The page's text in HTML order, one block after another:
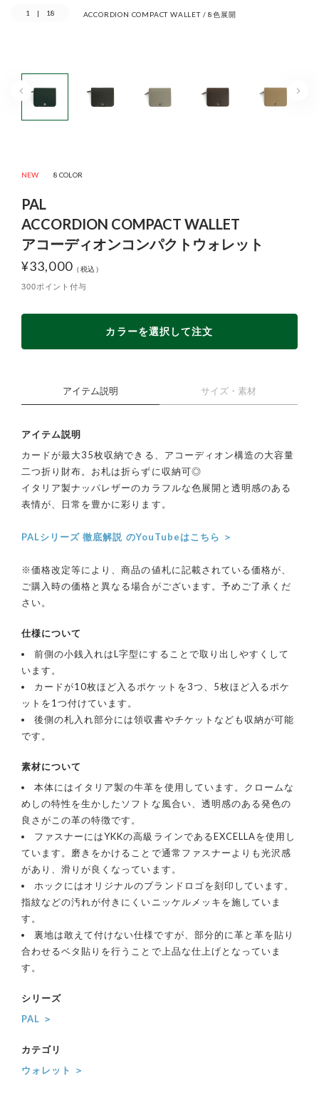
ACCORDION COMPACT WALLET / 8色展開
1 | 18
NEW 8 COLOR
PAL
ACCORDION COMPACT WALLET
アコーディオンコンパクトウォレット
¥33,000
300ポイント付与
カラーを選択して注文
アイテム説明 サイズ・素材
アイテム説明
カードが最大35枚収納できる、アコーディオン構造の大容量
二つ折り財布。お札は折らずに収納可◎
イタリア製ナッパレザーのカラフルな色展開と透明感のある
表情が、日常を豊かに彩ります。
PALシリーズ 徹底解説 のYouTubeはこちら ＞
※価格改定等により、商品の値札に記載されている価格が、
ご購入時の価格と異なる場合がございます。予めご了承くだ
さい。
仕様について
前側の小銭入れはL字型にすることで取り出しやすくして
います。
カードが10枚ほど入るポケットを3つ、5枚ほど入るポケ
ットを1つ付けています。
後側の札入れ部分には領収書やチケットなども収納が可能
です。
素材について
本体にはイタリア製の牛革を使用しています。クロームな
めしの特性を生かしたソフトな風合い、透明感のある発色の
良さがこの革の特徴です。
ファスナーにはYKKの高級ラインであるEXCELLAを使用し
ています。磨きをかけることで通常ファスナーよりも光沢感
があり、滑りが良くなっています。
ホックにはオリジナルのブランドロゴを刻印しています。
指紋などの汚れが付きにくいニッケルメッキを施していま
す。
裏地は敢えて付けない仕様ですが、部分的に革と革を貼り
合わせるベタ貼りを行うことで上品な仕上げとなっていま
す。
シリーズ
PAL ＞
カテゴリ
ウォレット ＞